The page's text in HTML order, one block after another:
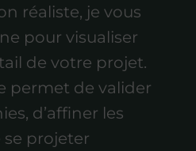
réaliste, je vous
pour visualiser
de votre projet.
permet de valider
d’affiner les
projeter